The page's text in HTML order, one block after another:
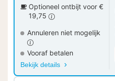
Optioneel ontbijt voor €
19,75
Annuleren niet mogelijk
Vooraf betalen
Bekijk details